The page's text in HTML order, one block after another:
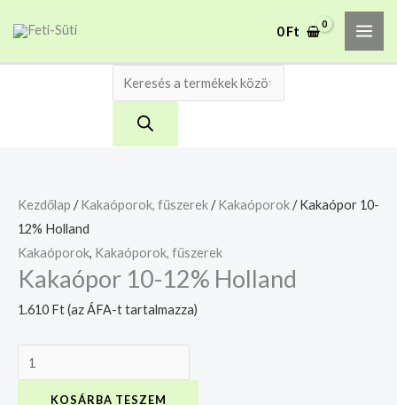
0Ft
Kezdőlap /Kakaóporok, fűszerek/Kakaóporok/ Kakaópor 10-
12% Holland
Kakaóporok, Kakaóporok, fűszerek
Kakaópor 10-12% Holland
1.610 Ft(az ÁFA-t tartalmazza)
10-
KOSÁRBA TESZEM
A mélyhűtött termékeket
csakis saját felelősségre
tekintettel a feloldási időre.
Megértettem